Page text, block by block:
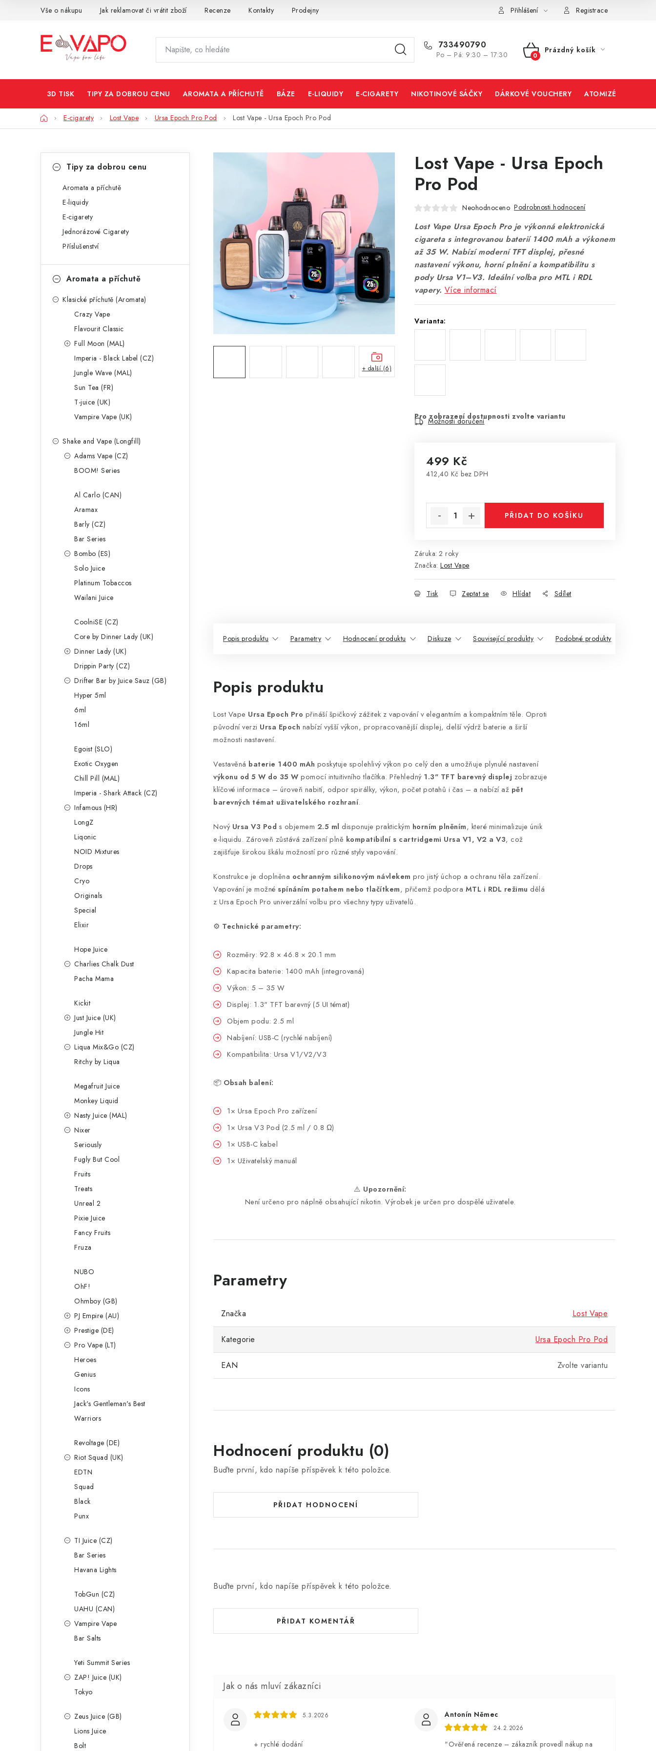
Vše o nákupu Jak reklamovat či vrátit zboží Recenze Kontakty Prodejny Přihlášení Registrace
733490790
Po – Pá: 9:30 – 17:30
NÁKUPNÍ
Prázdný košík
3D TISK TIPY ZA DOBROU CENU AROMATA A PŘÍCHUTĚ BÁZE E-LIQUIDY E-CIGARETY NIKOTINOVÉ SÁČKY DÁRKOVÉ VOUCHERY ATOMIZÉRY A
DomůE-cigarety Lost Vape Ursa Epoch Pro Pod Lost Vape - Ursa Epoch Pro Pod
n
kategorieTipy za dobrou cenu
Aromata a příchutě
E-liquidy
E-cigarety
Jednorázové Cigarety
Příslušenství
Aromata a příchutě
Klasické příchutě (Aromata)
Crazy Vape
Flavourit Classic
Full Moon (MAL)
Imperia - Black Label (CZ)
Jungle Wave (MAL)
Sun Tea (FR)
T-juice (UK)
Vampire Vape (UK)
Shake and Vape (Longfill)
Adams Vape (CZ)
BOOM! Series
Al Carlo (CAN)
Aramax
Barly (CZ)
Bar Series
Bombo (ES)
Solo Juice
Platinum Tobaccos
Wailani Juice
CoolniSE (CZ)
Core by Dinner Lady (UK)
Dinner Lady (UK)
Drippin Party (CZ)
Drifter Bar by Juice Sauz (GB)
Hyper 5ml
6ml
16ml
Egoist (SLO)
Exotic Oxygen
Chill Pill (MAL)
Imperia - Shark Attack (CZ)
Infamous (HR)
LongZ
Liqonic
NOID Mixtures
Drops
Cryo
Originals
Special
Elixir
Hope Juice
Charlies Chalk Dust
Pacha Mama
Kickit
Just Juice (UK)
Jungle Hit
Liqua Mix&Go (CZ)
Ritchy by Liqua
Megafruit Juice
Monkey Liquid
Nasty Juice (MAL)
Nixer
Seriously
Fugly But Cool
Fruits
Treats
Unreal 2
Pixie Juice
Fancy Fruits
Fruza
NUBO
OhF!
Ohmboy (GB)
PJ Empire (AU)
Prestige (DE)
Pro Vape (LT)
Heroes
Genius
Icons
Jack's Gentleman's Best
Warriors
Revoltage (DE)
Riot Squad (UK)
EDTN
Squad
Black
Punx
TI Juice (CZ)
Bar Series
Havana Lights
TobGun (CZ)
UAHU (CAN)
Vampire Vape
Bar Salts
Yeti Summit Series
ZAP! Juice (UK)
Tokyo
Zeus Juice (GB)
Lions Juice
Bolt
Lost Vape - Ursa Epoch
Pro Pod
Neohodnoceno Podrobnosti hodnocení
Lost Vape Ursa Epoch Pro je výkonná elektronická
cigareta s integrovanou baterií 1400 mAh a výkonem
až 35 W. Nabízí moderní TFT displej, přesné
nastavení výkonu, horní plnění a kompatibilitu s
pody Ursa V1–V3. Ideální volba pro MTL i RDL
vapery. Více informací
Varianta:
Pro zobrazení dostupnosti zvolte variantu
Možnosti doručení
499 Kč
412,40 Kč bez DPH
PŘIDAT DO KOŠÍKU
Záruka: 2 roky
Značka: Lost Vape
Tisk Zeptat se Hlídat Sdílet
+ další (6)
Popis produktu Parametry Hodnocení produktu Diskuze Související produkty Podobné produkty
Popis produktu
Lost Vape Ursa Epoch Pro přináší špičkový zážitek z vapování v elegantním a kompaktním těle. Oproti
původní verzi Ursa Epoch nabízí vyšší výkon, propracovanější displej, delší výdrž baterie a širší
možnosti nastavení.
Vestavěná baterie 1400 mAh poskytuje spolehlivý výkon po celý den a umožňuje plynulé nastavení
výkonu od 5 W do 35 W pomocí intuitivního tlačítka. Přehledný 1.3" TFT barevný displej zobrazuje
klíčové informace – úroveň nabití, odpor spirálky, výkon, počet potahů i čas – a nabízí až pět
barevných témat uživatelského rozhraní.
Nový Ursa V3 Pod s objemem 2.5 ml disponuje praktickým horním plněním, které minimalizuje únik
e-liquidu. Zároveň zůstává zařízení plně kompatibilní s cartridgemi Ursa V1, V2 a V3, což
zajišťuje širokou škálu možností pro různé styly vapování.
Konstrukce je doplněna ochranným silikonovým návlekem pro jistý úchop a ochranu těla zařízení.
Vapování je možné spínáním potahem nebo tlačítkem, přičemž podpora MTL i RDL režimu dělá
z Ursa Epoch Pro univerzální volbu pro všechny typy uživatelů.
⚙️ Technické parametry:
Rozměry: 92.8 × 46.8 × 20.1 mm
Kapacita baterie: 1400 mAh (integrovaná)
Výkon: 5 – 35 W
Displej: 1.3" TFT barevný (5 UI témat)
Objem podu: 2.5 ml
Nabíjení: USB-C (rychlé nabíjení)
Kompatibilita: Ursa V1/V2/V3
📦 Obsah balení:
1× Ursa Epoch Pro zařízení
1× Ursa V3 Pod (2.5 ml / 0.8 Ω)
1× USB-C kabel
1× Uživatelský manuál
⚠️ Upozornění:
Není určeno pro náplně obsahující nikotin. Výrobek je určen pro dospělé uživatele.
Značka Lost Vape
Kategorie Ursa Epoch Pro Pod
EAN Zvolte variantu
Hodnocení produktu (0)
Buďte první, kdo napíše příspěvek k této položce.
PŘIDAT HODNOCENÍ
Buďte první, kdo napíše příspěvek k této položce.
PŘIDAT KOMENTÁŘ
5.3.2026
+ rychlé dodání
Antonín Němec
24.2.2026
"Ověřená recenze – zákazník provedl nákup na